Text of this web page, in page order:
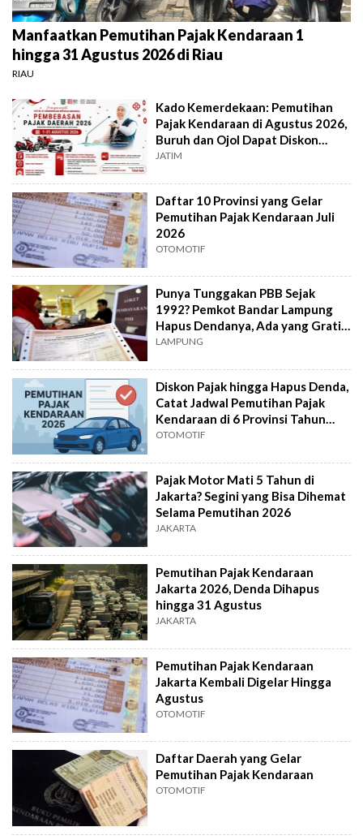
Manfaatkan Pemutihan Pajak Kendaraan 1
hingga 31 Agustus 2026 di Riau
RIAU
Kado Kemerdekaan: Pemutihan
Pajak Kendaraan di Agustus 2026,
Buruh dan Ojol Dapat Diskon
Khusus
JATIM
Daftar 10 Provinsi yang Gelar
Pemutihan Pajak Kendaraan Juli
2026
OTOMOTIF
Punya Tunggakan PBB Sejak
1992? Pemkot Bandar Lampung
Hapus Dendanya, Ada yang Gratis
100 Persen
LAMPUNG
Diskon Pajak hingga Hapus Denda,
Catat Jadwal Pemutihan Pajak
Kendaraan di 6 Provinsi Tahun
2026
OTOMOTIF
Pajak Motor Mati 5 Tahun di
Jakarta? Segini yang Bisa Dihemat
Selama Pemutihan 2026
JAKARTA
Pemutihan Pajak Kendaraan
Jakarta 2026, Denda Dihapus
hingga 31 Agustus
JAKARTA
Pemutihan Pajak Kendaraan
Jakarta Kembali Digelar Hingga
Agustus
OTOMOTIF
Daftar Daerah yang Gelar
Pemutihan Pajak Kendaraan
OTOMOTIF